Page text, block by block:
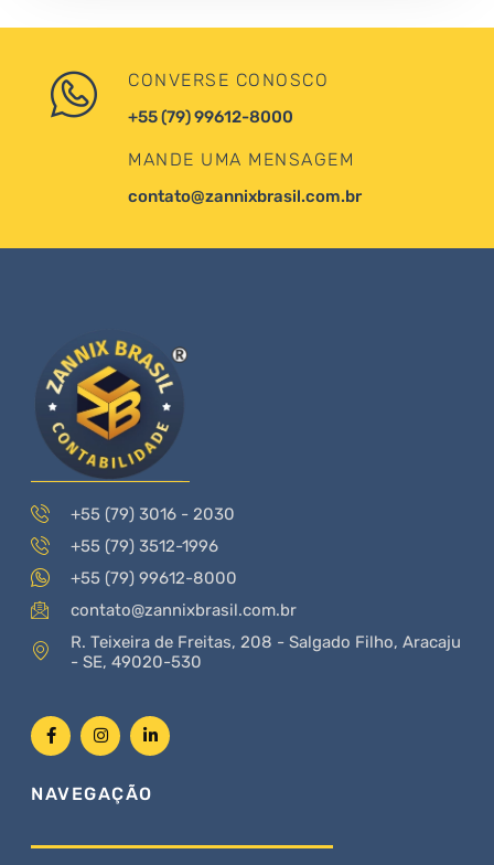
CONVERSE CONOSCO
+55 (79) 99612-8000
MANDE UMA MENSAGEM
contato@zannixbrasil.com.br
+55 (79) 3016 - 2030
+55 (79) 3512-1996
+55 (79) 99612-8000
contato@zannixbrasil.com.br
R. Teixeira de Freitas, 208 - Salgado Filho, Aracaju
- SE, 49020-530
NAVEGAÇÃO